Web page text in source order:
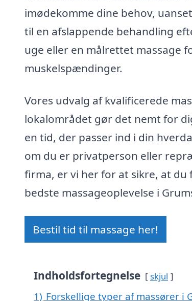
imødekomme dine behov,
til en afslappende behandling
uge eller en målrettet massage
muskelspændinger.
Vores udvalg af kvalificerede
lokalområdet gør det nemt for
en tid, der passer ind i din
om du er privatperson eller
firma, er vi her for at sikre, at du
bedste massageoplevelse i
Bestil tid til massage her!
Indholdsfortegnelse skjul
1) Forskellige typer af massører i